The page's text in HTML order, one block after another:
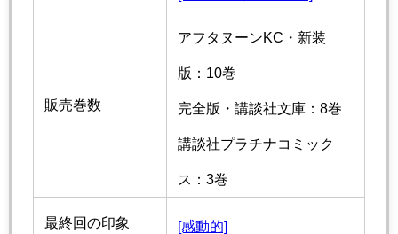
販売巻数
アフタヌーンKC・新装
版：10巻
完全版・講談社文庫：8巻
講談社プラチナコミック
ス：3巻
最終回の印象 [感動的]